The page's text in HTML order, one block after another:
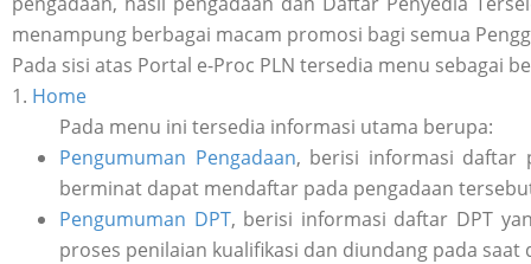
menampung berbagai macam promosi bagi semua
Pada sisi atas Portal e-Proc PLN tersedia menu sebagai
1. Home
Pada menu ini tersedia informasi utama berupa:
Pengumuman Pengadaan, berisi informasi daftar
berminat dapat mendaftar pada pengadaan
Pengumuman DPT, berisi informasi daftar DPT
proses penilaian kualifikasi dan diundang pada